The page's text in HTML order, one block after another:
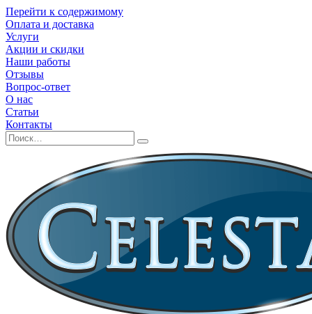
Перейти к содержимому
Оплата и доставка
Услуги
Акции и скидки
Наши работы
Отзывы
Вопрос-ответ
О нас
Статьи
Контакты